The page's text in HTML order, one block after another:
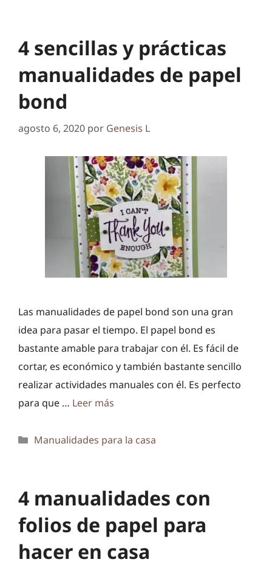
4 sencillas y prácticas
manualidades de papel
bond
agosto 6, 2020 por Genesis L
Las manualidades de papel bond son una gran
idea para pasar el tiempo. El papel bond es
bastante amable para trabajar con él. Es fácil de
cortar, es económico y también bastante sencillo
realizar actividades manuales con él. Es perfecto
para que … Leer más
Categorías
Manualidades para la casa
4 manualidades con
folios de papel para
hacer en casa